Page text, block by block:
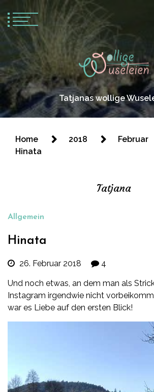
Tatjanas wollige
Home 2018
Februar
Hinata
Tatjana
Allgemein
Hinata
26. Februar 2018 4
Und noch etwas, an dem man als
Instagram irgendwie nicht
war es Liebe auf den ersten Blick!